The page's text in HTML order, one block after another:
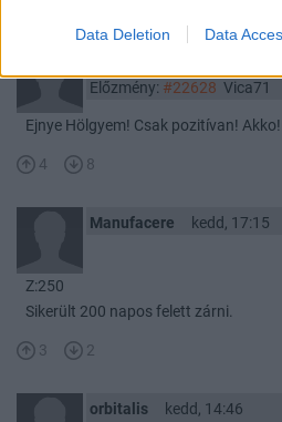
Data Deletion Data
Előzmény: #22628 Vica71
Ejnye Hölgyem! Csak pozitívan!
4 8
Manufacere kedd, 17:15
Z:250
Sikerült 200 napos felett zárni.
3 2
orbitalis
kedd, 14:46